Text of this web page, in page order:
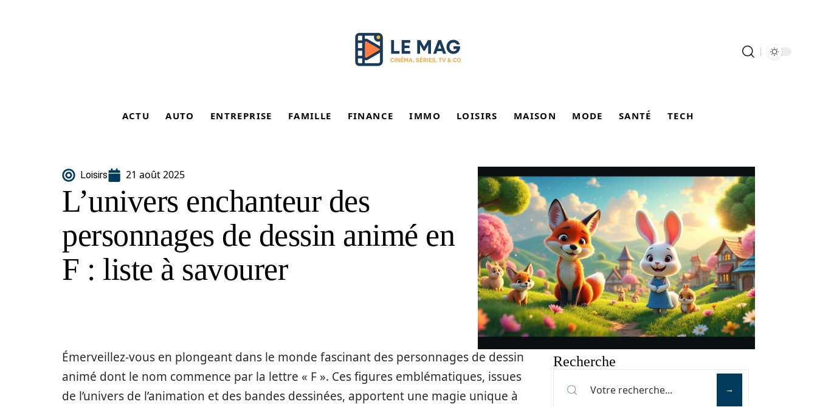
ACTU AUTO ENTREPRISE FAMILLE FINANCE IMMO LOISIRS MAISON MODE SANTÉ TECH
Loisirs 21 août 2025
L’univers enchanteur des
personnages de dessin animé en
F : liste à savourer
Émerveillez-vous en plongeant dans le monde fascinant des personnages de dessin
animé dont le nom commence par la lettre « F ». Ces figures emblématiques, issues
de l’univers de l’animation et des bandes dessinées, apportent une magie unique à
Recherche